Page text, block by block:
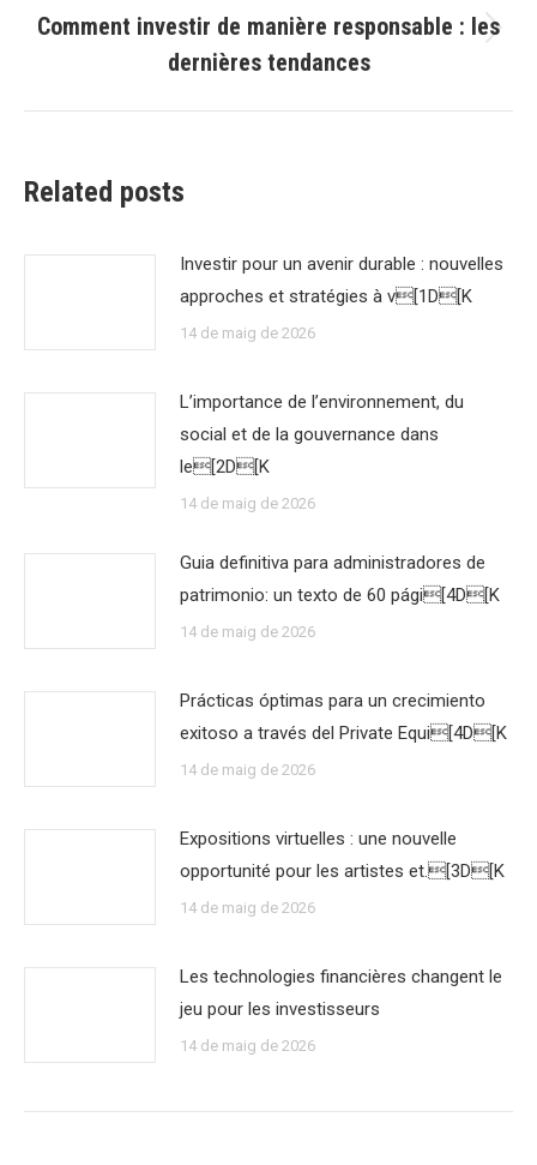
post:
Comment investir de manière responsable : les
dernières tendances
Related posts
Investir pour un avenir durable : nouvelles
approches et stratégies à v[1D[K
14 de maig de 2026
L’importance de l’environnement, du
social et de la gouvernance dans
le[2D[K
14 de maig de 2026
Guia definitiva para administradores de
patrimonio: un texto de 60 pági[4D[K
14 de maig de 2026
Prácticas óptimas para un crecimiento
exitoso a través del Private Equi[4D[K
14 de maig de 2026
Expositions virtuelles : une nouvelle
opportunité pour les artistes et.[3D[K
14 de maig de 2026
Les technologies financières changent le
jeu pour les investisseurs
14 de maig de 2026